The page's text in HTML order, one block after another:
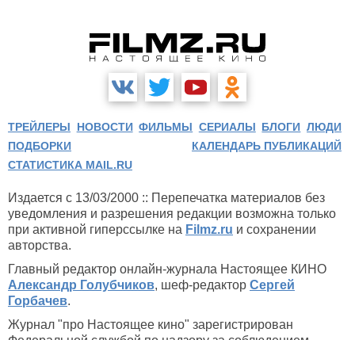
ТРЕЙЛЕРЫ НОВОСТИ ФИЛЬМЫ СЕРИАЛЫ БЛОГИ ЛЮДИ
ПОДБОРКИ
КАЛЕНДАРЬ ПУБЛИКАЦИЙ
СТАТИСТИКА MAIL.RU
Издается с 13/03/2000 :: Перепечатка материалов без
уведомления и разрешения редакции возможна только
при активной гиперссылке на Filmz.ru и сохранении
авторства.
Главный редактор онлайн-журнала Настоящее КИНО
Александр Голубчиков, шеф-редактор Сергей
Горбачев.
Журнал "про Настоящее кино" зарегистрирован